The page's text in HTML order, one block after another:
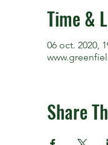
Time &
06 oct. 2020,
Share